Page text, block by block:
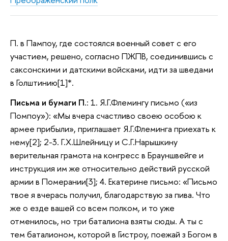
П. в Пампоу, где состоялся военный совет с его
участием, решено, согласно ПЖПВ, соединившись с
саксонскими и датскими войсками, идти за шведами
в Голштинию[1]*.
Письма и бумаги П.: 1. Я.Г.Флемингу письмо («из
Помпоу»): «Мы вчера счастливо своею особою к
армее прибыли», приглашает Я.Г.Флеминга приехать к
нему[2]; 2-3. Г.Х.Шлейницу и С.Г.Нарышкину
верительная грамота на конгресс в Брауншвейге и
инструкция им же относительно действий русской
армии в Померании[3]; 4. Екатерине письмо: «Письмо
твое я вчерась получил, благодарствую за пива. Что
же о езде вашей со всем полком, и то уже
отменилось, но три баталиона взяты сюды. А ты с
тем баталионом, которой в Гистроу, поежай з Богом в